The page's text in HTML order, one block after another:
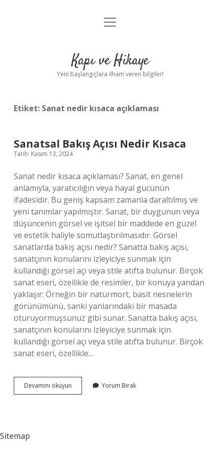
Anasayfa
Yasal Uyarı
menüyü
Kapı ve Hikaye
Yeni başlangıçlara ilham veren bilgiler!
Etiket: Sanat nedir kısaca açıklaması
Sanatsal Bakış Açısı Nedir Kısaca
Tarih: Kasım 13, 2024
Sanat nedir kısaca açıklaması? Sanat, en genel
anlamıyla, yaratıcılığın veya hayal gücünün
ifadesidir. Bu geniş kapsam zamanla daraltılmış ve
yeni tanımlar yapılmıştır. Sanat, bir duygunun veya
düşüncenin görsel ve işitsel bir maddede en güzel
ve estetik haliyle somutlaştırılmasıdır. Görsel
sanatlarda bakış açısı nedir? Sanatta bakış açısı,
sanatçının konularını izleyiciye sunmak için
kullandığı görsel açı veya stile atıfta bulunur. Birçok
sanat eseri, özellikle de resimler, bir konuya yandan
yaklaşır: Örneğin bir natürmort, basit nesnelerin
görünümünü, sanki yanlarındaki bir masada
oturuyormuşsunuz gibi sunar. Sanatta bakış açısı,
sanatçının konularını izleyiciye sunmak için
kullandığı görsel açı veya stile atıfta bulunur. Birçok
sanat eseri, özellikle…
Devamını okuyun Sanatsal
Bakış
Yorum Bırak
Sitemap